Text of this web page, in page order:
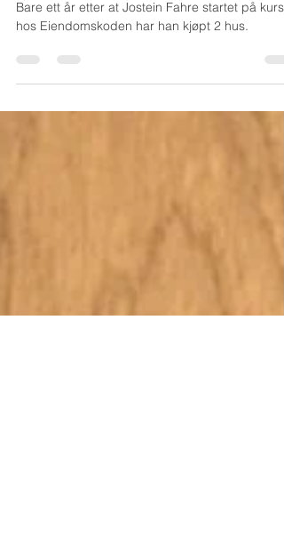
Kjøpte 2 hus på ett år – helt
hos Eiendomskoden har han kjøpt 2 hus.